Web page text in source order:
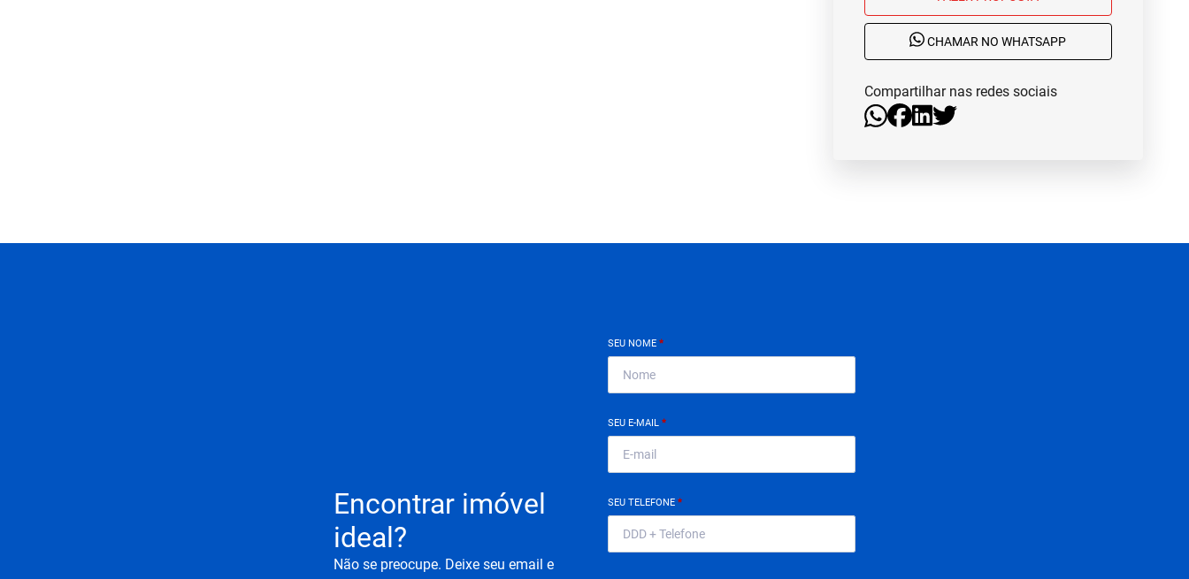
CHAMAR NO WHATSAPP
Compartilhar nas redes sociais
Encontrar imóvel
ideal?
Não se preocupe. Deixe seu email e
SEU NOME *
SEU E-MAIL *
SEU TELEFONE *